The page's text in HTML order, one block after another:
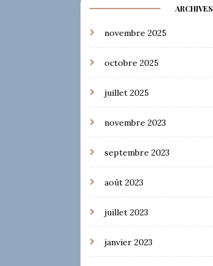
ARCHIVES
novembre 2025
octobre 2025
juillet 2025
novembre 2023
septembre 2023
août 2023
juillet 2023
janvier 2023